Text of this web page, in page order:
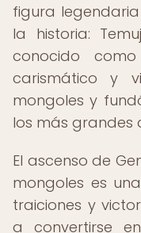
figura
la historia:
conocido
carismático y
mongoles y
los más grandes
El ascenso de
mongoles es
traiciones y
a convertirse